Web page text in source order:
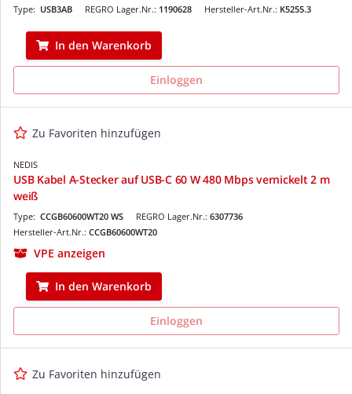
REGRO Lager.Nr.: 1190628
Type: USB3AB Hersteller-Art.Nr.: K5255.3
In den Warenkorb
Einloggen
Zu Favoriten hinzufügen
NEDIS
USB Kabel A-Stecker auf USB-C 60 W 480 Mbps vernickelt 2 m
weiß
REGRO Lager.Nr.: 6307736
Type: CCGB60600WT20 WS
Hersteller-Art.Nr.: CCGB60600WT20
VPE anzeigen
In den Warenkorb
Einloggen
Zu Favoriten hinzufügen